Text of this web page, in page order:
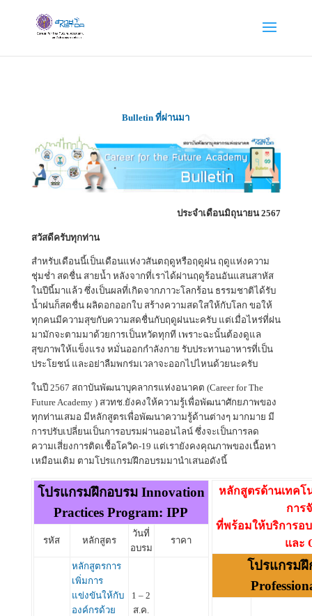
Bulletin ที่ผ่านมา
ประจำเดือนมิถุนายน 2567
สวัสดีครับทุกท่าน
สำหรับเดือนนี้เป็นเดือนแห่งวสันตฤดูหรือฤดูฝน ฤดูแห่งความ
ชุ่มช่ำ สดชื่น สายน้ำ หลังจากที่เราได้ผ่านฤดูร้อนอันแสนสาหัส
ในปีนี้มาแล้ว ซึ่งเป็นผลที่เกิดจากภาวะโลกร้อน ธรรมชาติได้รับ
น้ำฝนก็สดชื่น ผลิดอกออกใบ สร้างความสดใสให้กับโลก ขอให้
ทุกคนมีความสุขกับความสดชื่นกับฤดูฝนนะครับ แต่เมื่อไหร่ที่ฝน
มามักจะตามมาด้วยการเป็นหวัดทุกที เพราะฉะนั้นต้องดูแล
สุขภาพให้แข็งแรง หมั่นออกกำลังกาย รับประทานอาหารที่เป็น
ประโยชน์ และอย่าลืมพกร่มเวลาจะออกไปไหนด้วยนะครับ
ในปี 2567 สถาบันพัฒนาบุคลากรแห่งอนาคต (Career for The
Future Academy ) สวทช.ยังคงให้ความรู้เพื่อพัฒนาศักยภาพของ
ทุกท่านเสมอ มีหลักสูตรเพื่อพัฒนาความรู้ด้านต่างๆ มากมาย มี
การปรับเปลี่ยนเป็นการอบรมผ่านออนไลน์ ซึ่งจะเป็นการลด
ความเสี่ยงการติดเชื้อโควิด-19 แต่เรายังคงคุณภาพของเนื้อหา
เหมือนเดิม ตามโปรแกรมฝึกอบรมมานำเสนอดังนี้
โปรแกรมฝึกอบรม Innovation
Practices Program: IPP
รหัส หลักสูตร
วันที่
อบรม
ราคา
หลักสูตรการ
เพิ่มการ
แข่งขันให้กับ
องค์กรด้วย
1 – 2
ส.ค.
หลักสูตรด้านเทคโ
การ
ที่พร้อมให้บริการอ
และ
โปรแกรม